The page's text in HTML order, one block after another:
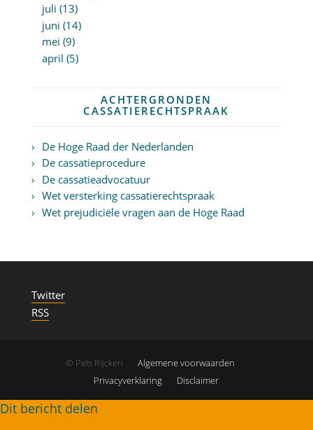
juli (13)
juni (14)
mei (9)
april (5)
ACHTERGRONDEN
CASSATIERECHTSPRAAK
De Hoge Raad der Nederlanden
De cassatieprocedure
De cassatieadvocatuur
Wet versterking cassatierechtspraak
Wet prejudiciële vragen aan de Hoge Raad
Twitter
RSS
© Pels Rijcken
Algemene voorwaarden
Privacyverklaring
Disclaimer